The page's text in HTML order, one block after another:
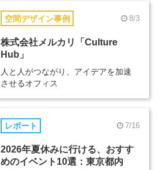
空間デザイン事例 8/3
株式会社メルカリ「Culture
Hub」
人と人がつながり、アイデアを加速
させるオフィス
レポート 7/16
2026年夏休みに行ける、おすす
めのイベント10選：東京都内